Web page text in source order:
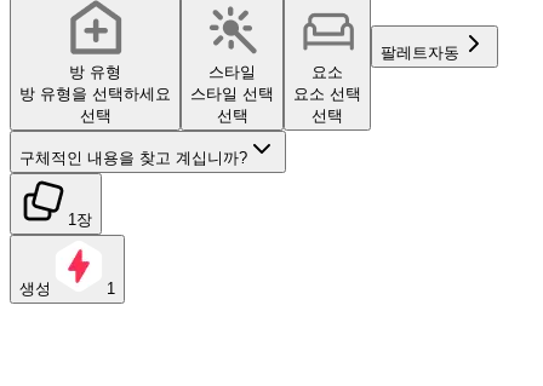
방 유형
방 유형을 선택하세요
선택
스타일
스타일 선택
선택
요소
요소 선택
선택
팔레트자동
구체적인 내용을 찾고 계십니까?
1장
생성 1